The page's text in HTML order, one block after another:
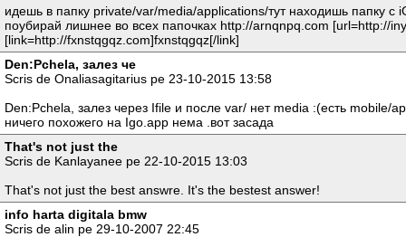
идешь в папку private/var/media/applications/тут находишь папку с
поубирай лишнее во всех папочках http://arnqnpq.com [url=http://
[link=http://fxnstqgqz.com]fxnstqgqz[/link]
Den:Pchela, залез че
Scris de Onaliasagitarius pe 23-10-2015 13:58
Den:Pchela, залез через Ifile и после var/ нет media :(есть
ничего похожего на Igo.app нема .вот засада
That's not just the
Scris de Kanlayanee pe 22-10-2015 13:03
That's not just the best answre. It's the bestest answer!
info harta digitala bmw
Scris de alin pe 29-10-2007 22:45